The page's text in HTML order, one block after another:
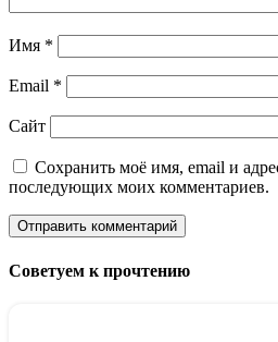
Имя *
Email *
Сайт
Сохранить моё имя, email и
последующих моих комментариев.
Советуем к прочтению